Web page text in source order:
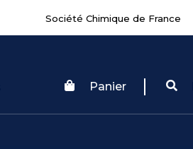
Société Chimique de France
Panier